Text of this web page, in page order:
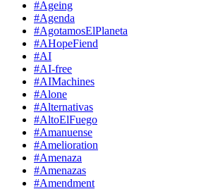
#Ageing
#Agenda
#AgotamosElPlaneta
#AHopeFiend
#AI
#AI-free
#AIMachines
#Alone
#Alternativas
#AltoElFuego
#Amanuense
#Amelioration
#Amenaza
#Amenazas
#Amendment